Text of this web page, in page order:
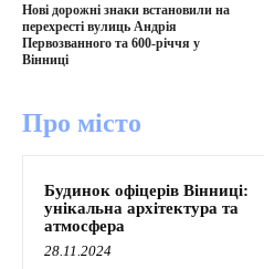
Нові дорожні знаки встановили на
перехресті вулиць Андрія
Первозванного та 600-річчя у
Вінниці
Про місто
Будинок офіцерів Вінниці:
унікальна архітектура та
атмосфера
28.11.2024